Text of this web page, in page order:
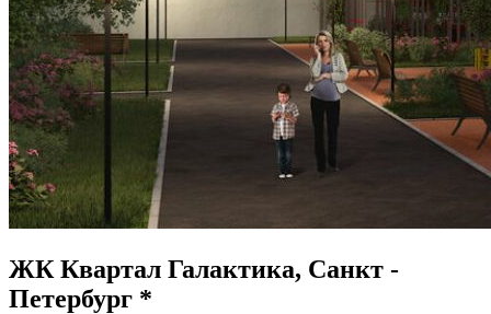
ЖК Квартал Галактика, Санкт -
Петербург *